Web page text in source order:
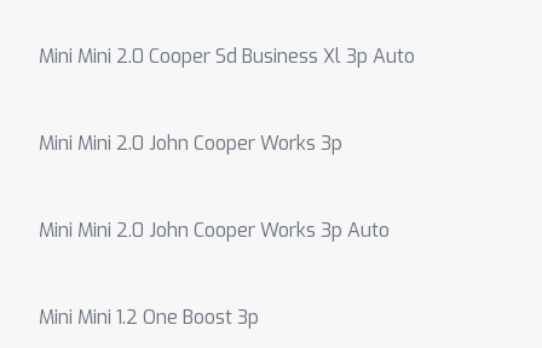
Mini Mini 2.0 Cooper Sd Business Xl 3p Auto
Mini Mini 2.0 John Cooper Works 3p
Mini Mini 2.0 John Cooper Works 3p Auto
Mini Mini 1.2 One Boost 3p